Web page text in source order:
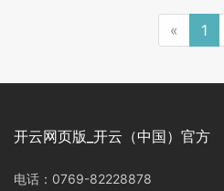
« 1
开云网页版_开云（中国）官方
电话：0769-82228878